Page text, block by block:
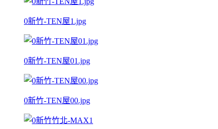
0新竹-TEN屋1.jpg
0新竹-TEN屋01.jpg
0新竹-TEN屋00.jpg